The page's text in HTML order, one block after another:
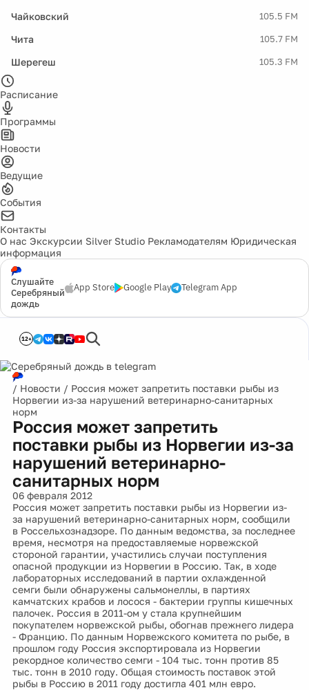
Чайковский 105.5 FM
Чита 105.7 FM
Шерегеш 105.3 FM
Расписание
Программы
Новости
Ведущие
События
Контакты
О нас Экскурсии Silver Studio Рекламодателям Юридическая
информация
Слушайте
Серебряный
дождь
App Store Google Play Telegram App
12+
/ Новости / Россия может запретить поставки рыбы из
Норвегии из-за нарушений ветеринарно-санитарных
норм
Россия может запретить
поставки рыбы из Норвегии из-за
нарушений ветеринарно-
санитарных норм
06 февраля 2012
Россия может запретить поставки рыбы из Норвегии из-
за нарушений ветеринарно-санитарных норм, сообщили
в Россельхознадзоре. По данным ведомства, за последнее
время, несмотря на предоставляемые норвежской
стороной гарантии, участились случаи поступления
опасной продукции из Норвегии в Россию. Так, в ходе
лабораторных исследований в партии охлажденной
семги были обнаружены сальмонеллы, в партиях
камчатских крабов и лосося - бактерии группы кишечных
палочек. Россия в 2011-ом у стала крупнейшим
покупателем норвежской рыбы, обогнав прежнего лидера
- Францию. По данным Норвежского комитета по рыбе, в
прошлом году Россия экспортировала из Норвегии
рекордное количество семги - 104 тыс. тонн против 85
тыс. тонн в 2010 году. Общая стоимость поставок этой
рыбы в Россию в 2011 году достигла 401 млн евро.